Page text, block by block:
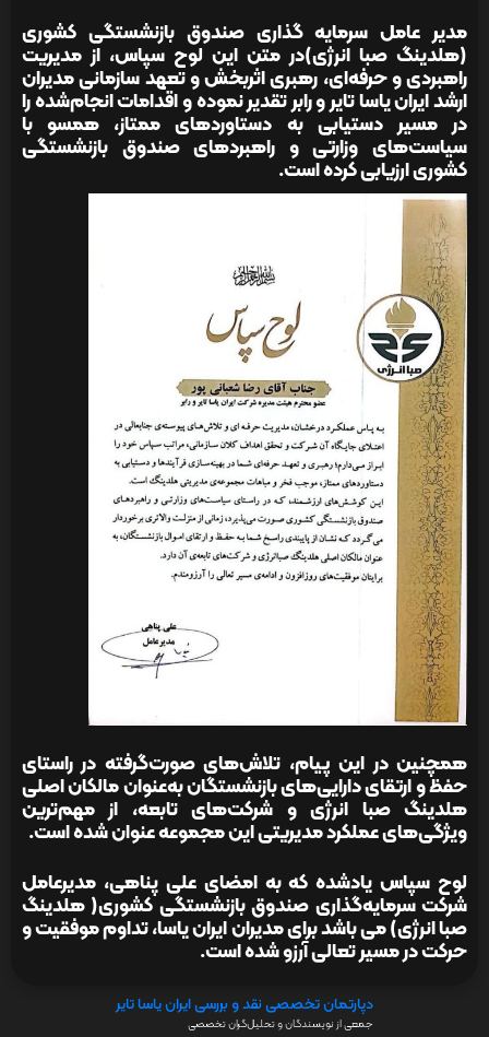
مدیر عامل سرمایه گذاری صندوق بازنشستگی کشوری
(هلدینگ صبا انرژی)در متن این لوح سپاس، از مدیریت
راهبردی و حرفه‌ای، رهبری اثربخش و تعهد سازمانی مدیران
ارشد ایران یاسا تایر و رابر تقدیر نموده و اقدامات انجام‌شده را
در مسیر دستیابی به دستاوردهای ممتاز، همسو با
سیاست‌های وزارتی و راهبردهای صندوق بازنشستگی
کشوری ارزیابی کرده است.
همچنین در این پیام، تلاش‌های صورت‌گرفته در راستای
حفظ و ارتقای دارایی‌های بازنشستگان به‌عنوان مالکان اصلی
هلدینگ صبا انرژی و شرکت‌های تابعه، از مهم‌ترین
ویژگی‌های عملکرد مدیریتی این مجموعه عنوان شده است.
لوح سپاس یادشده که به امضای علی پناهی، مدیرعامل
شرکت سرمایه‌گذاری صندوق بازنشستگی کشوری( هلدینگ
صبا انرژی) می باشد برای مدیران ایران یاسا، تداوم موفقیت و
حرکت در مسیر تعالی آرزو شده است.
دپارتمان تخصصی نقد و بررسی ایران یاسا تایر
جمعی از نویسندگان و تحلیل‌گران تخصصی